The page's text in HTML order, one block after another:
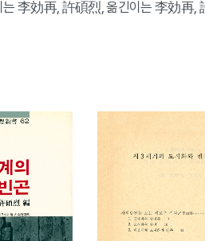
는 李効再, 許碩烈, 옮긴이는 李効再,